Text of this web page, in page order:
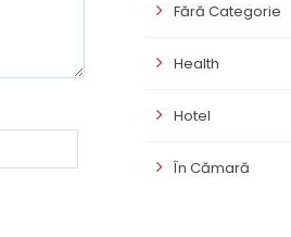
Fără Categorie
Health
Hotel
În Cămară